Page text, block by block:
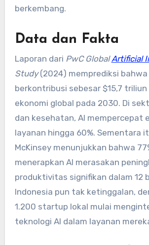
berkembang.
Data dan Fakta
Laporan dari PwC GlobalArtificial
Study(2024) memprediksi bahwa
berkontribusi sebesar $15,7
ekonomi global pada 2030. Di
dan kesehatan, AI mempercepat
layanan hingga 60%. Sementara
McKinsey menunjukkan bahwa
menerapkan AI merasakan
produktivitas signifikan dalam 12
Indonesia pun tak ketinggalan,
1.200 startup lokal mulai
teknologi AI dalam layanan